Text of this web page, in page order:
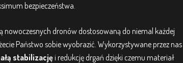
bezpieczeństwa.
nowoczesnych dronów dostosowaną do niemal każdej
Państwo sobie wyobrazić. Wykorzystywane przez nas
stabilizacjęi redukcję drgań dzięki czemu materiał